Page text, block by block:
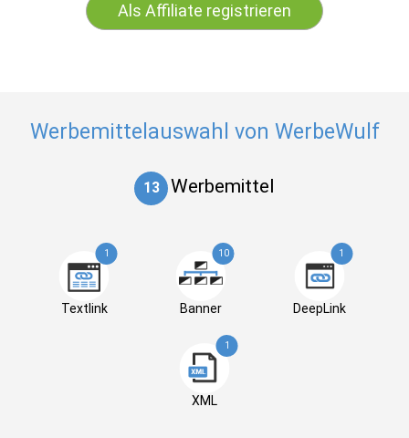
Als Affiliate registrieren
Werbemittelauswahl von WerbeWulf
13 Werbemittel
1
Textlink
10
Banner
1
DeepLink
1
XML